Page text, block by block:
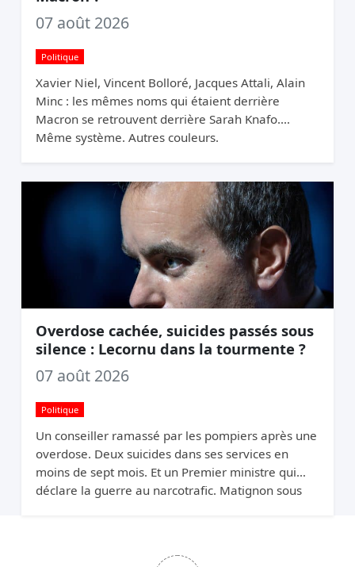
07 août 2026
Politique
Xavier Niel, Vincent Bolloré, Jacques Attali, Alain
Minc : les mêmes noms qui étaient derrière
Macron se retrouvent derrière Sarah Knafo.
Même système. Autres couleurs.
Overdose cachée, suicides passés sous
silence : Lecornu dans la tourmente ?
07 août 2026
Politique
Un conseiller ramassé par les pompiers après une
overdose. Deux suicides dans ses services en
moins de sept mois. Et un Premier ministre qui
déclare la guerre au narcotrafic. Matignon sous